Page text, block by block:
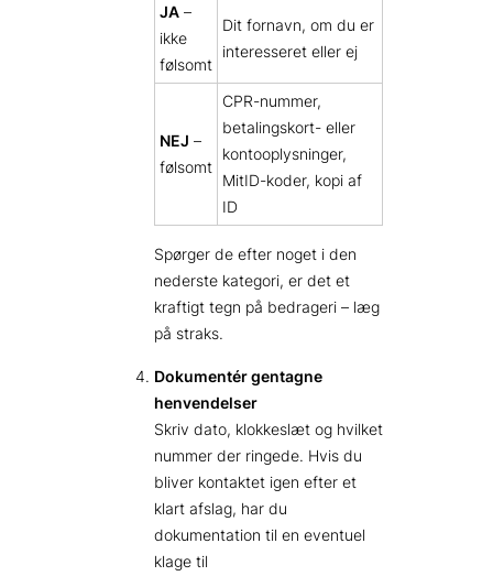
JA –
ikke
følsomt
Dit fornavn, om du er
interesseret eller ej
NEJ –
følsomt
CPR-nummer,
betalingskort- eller
kontooplysninger,
MitID-koder, kopi af
ID
Spørger de efter noget i den
nederste kategori, er det et
kraftigt tegn på bedrageri – læg
på straks.
Dokumentér gentagne
henvendelser
Skriv dato, klokkeslæt og hvilket
nummer der ringede. Hvis du
bliver kontaktet igen efter et
klart afslag, har du
dokumentation til en eventuel
klage til